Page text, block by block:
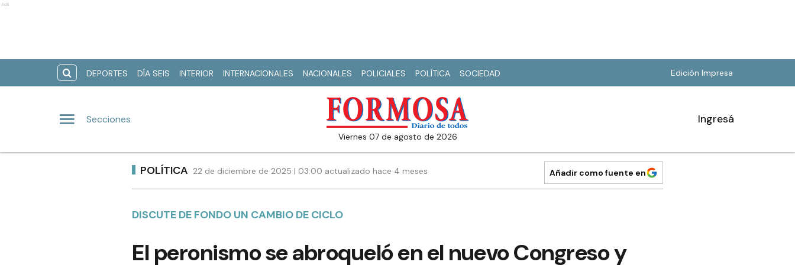
Ads
DEPORTES DÍA SEIS INTERIOR INTERNACIONALES NACIONALES POLICIALES POLÍTICA SOCIEDAD Edición Impresa
Secciones
viernes 07 de agosto de 2026
Ingresá
POLÍTICA 22 de diciembre de 2025 | 03:00 actualizado hace 4 meses Añadir como fuente en
DISCUTE DE FONDO UN CAMBIO DE CICLO
El peronismo se abroqueló en el nuevo Congreso y